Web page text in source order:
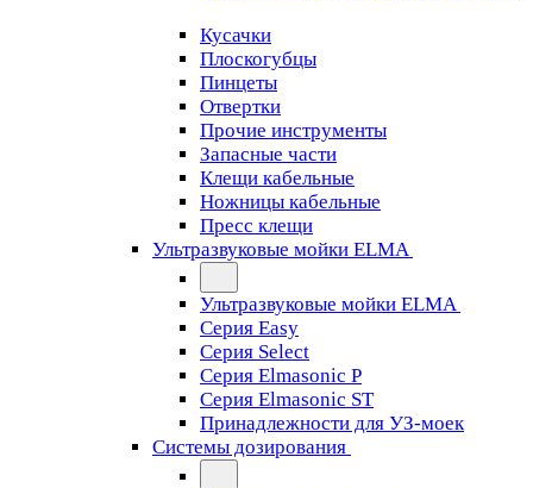
Кусачки
Плоскогубцы
Пинцеты
Отвертки
Прочие инструменты
Запасные части
Клещи кабельные
Ножницы кабельные
Пресс клещи
Ультразвуковые мойки ELMA
Ультразвуковые мойки ELMA
Серия Easy
Серия Select
Серия Elmasonic P
Серия Elmasonic ST
Принадлежности для УЗ-моек
Системы дозирования